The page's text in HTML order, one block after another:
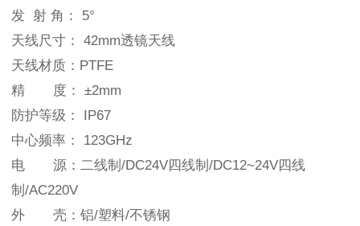
发 射 角： 5°
天线尺寸： 42mm透镜天线
天线材质：PTFE
精 度： ±2mm
防护等级： IP67
中心频率： 123GHz
电 源：二线制/DC24V四线制/DC12~24V四线
制/AC220V
外 壳：铝/塑料/不锈钢